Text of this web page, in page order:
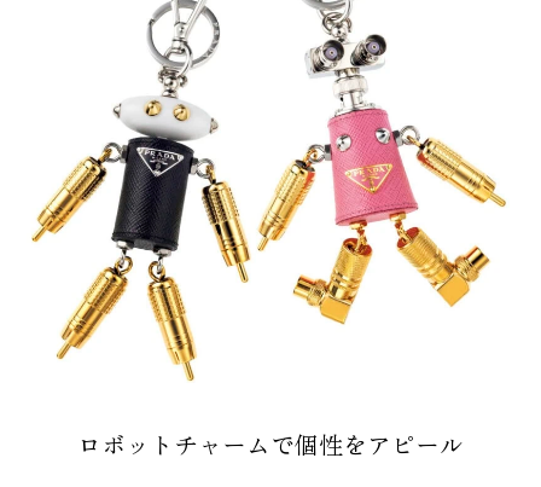
ロボットチャームで個性をアピール